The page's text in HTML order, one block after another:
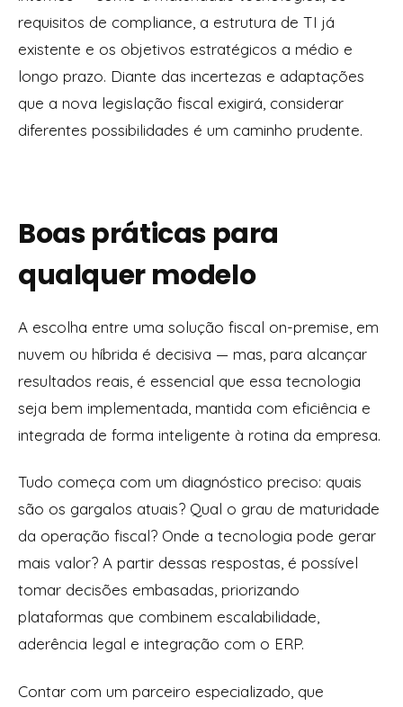
requisitos de compliance, a estrutura de TI já
existente e os objetivos estratégicos a médio e
longo prazo. Diante das incertezas e adaptações
que a nova legislação fiscal exigirá, considerar
diferentes possibilidades é um caminho prudente.
Boas práticas para
qualquer modelo
A escolha entre uma solução fiscal on-premise, em
nuvem ou híbrida é decisiva — mas, para alcançar
resultados reais, é essencial que essa tecnologia
seja bem implementada, mantida com eficiência e
integrada de forma inteligente à rotina da empresa.
Tudo começa com um diagnóstico preciso: quais
são os gargalos atuais? Qual o grau de maturidade
da operação fiscal? Onde a tecnologia pode gerar
mais valor? A partir dessas respostas, é possível
tomar decisões embasadas, priorizando
plataformas que combinem escalabilidade,
aderência legal e integração com o ERP.
Contar com um parceiro especializado, que